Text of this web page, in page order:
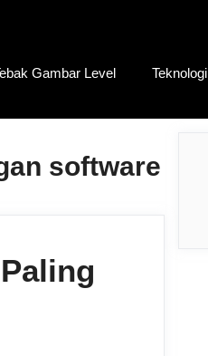
Gambar Level Teknologi
software